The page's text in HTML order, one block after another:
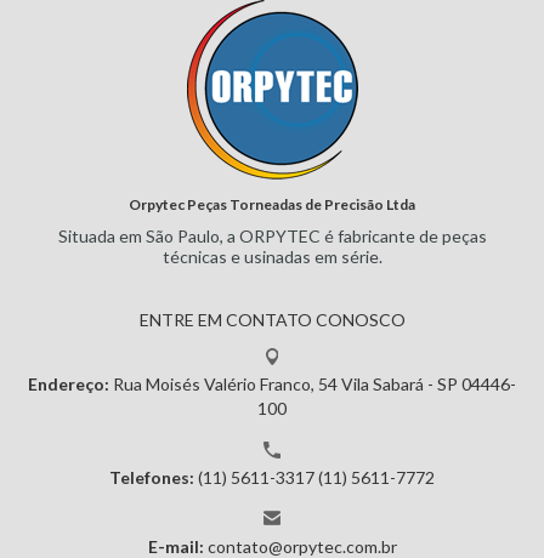
Orpytec Peças Torneadas de Precisão Ltda
Situada em São Paulo, a ORPYTEC é fabricante de peças
técnicas eusinadas em série.
ENTRE EM CONTATO CONOSCO
Endereço: Rua Moisés Valério Franco, 54Vila Sabará - SP 04446-
100
Telefones: (11) 5611-3317(11) 5611-7772
E-mail: contato@orpytec.com.br